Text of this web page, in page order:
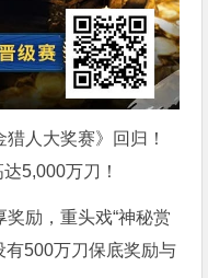
人大奖赛》回归！
5,000万刀！
励，重头戏“神秘赏
有500万刀保底奖励与